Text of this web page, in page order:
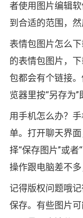
者使用图片编辑
到合适的范围，
表情包图片怎么
的表情包图片，
包都会有个链接
览器里按“另存为”
用手机怎么办？
单。打开聊天界
择“保存图片”或
操作跟电脑差不多
记得版权问题哦
保存。有些图片